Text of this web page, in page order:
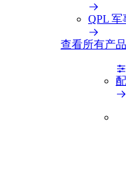
QPL 军
查看所有产品